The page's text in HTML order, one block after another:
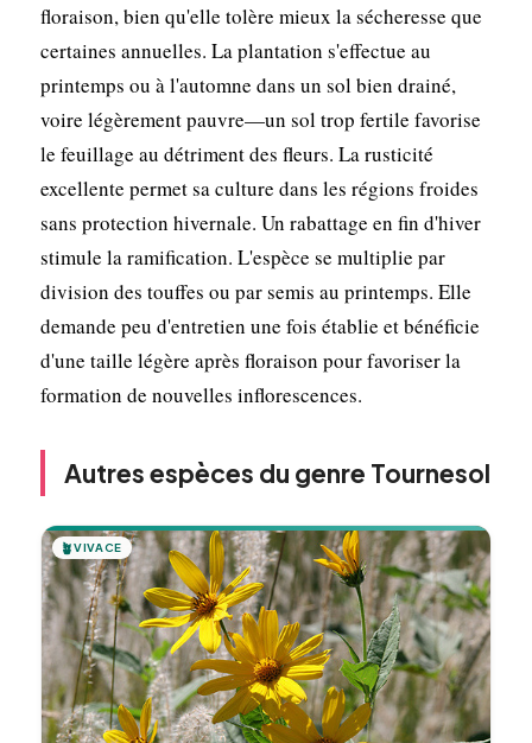
floraison, bien qu'elle tolère mieux la sécheresse que
certaines annuelles. La plantation s'effectue au
printemps ou à l'automne dans un sol bien drainé,
voire légèrement pauvre—un sol trop fertile favorise
le feuillage au détriment des fleurs. La rusticité
excellente permet sa culture dans les régions froides
sans protection hivernale. Un rabattage en fin d'hiver
stimule la ramification. L'espèce se multiplie par
division des touffes ou par semis au printemps. Elle
demande peu d'entretien une fois établie et bénéficie
d'une taille légère après floraison pour favoriser la
formation de nouvelles inflorescences.
Autres espèces du genre Tournesol
🪴VIVACE